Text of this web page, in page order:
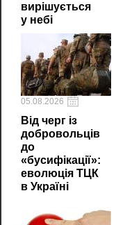
вирішується
у небі
05.08.2026
Від черг із
добровольців
до
«бусифікації»:
еволюція ТЦК
в Україні